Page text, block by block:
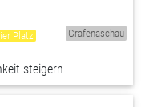
Platz Grafenaschau
steigern